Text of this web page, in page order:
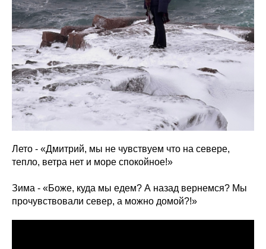
Лето - «Дмитрий, мы не чувствуем что на севере,
тепло, ветра нет и море спокойное!»
Зима - «Боже, куда мы едем? А назад вернемся? Мы
прочувствовали север, а можно домой?!»